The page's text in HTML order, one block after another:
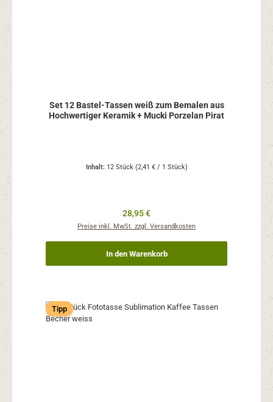
Set 12 Bastel-Tassen weiß zum Bemalen aus
Hochwertiger Keramik + Mucki Porzelan Pirat
Inhalt: 12 Stück (2,41 € / 1 Stück)
Regulärer Preis:
28,95 €
Preise inkl. MwSt. zzgl. Versandkosten
In den Warenkorb
Tipp